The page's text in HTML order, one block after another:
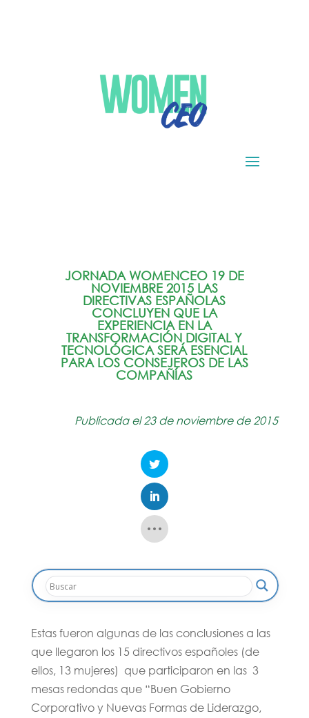
JORNADA WOMENCEO 19 DE
NOVIEMBRE 2015 LAS
DIRECTIVAS ESPAÑOLAS
CONCLUYEN QUE LA
EXPERIENCIA EN LA
TRANSFORMACIÓN DIGITAL Y
TECNOLÓGICA SERÁ ESENCIAL
PARA LOS CONSEJEROS DE LAS
COMPAÑÍAS
Publicada el 23 de noviembre de 2015
Estas fueron algunas de las conclusiones a las
que llegaron los 15 directivos españoles (de
ellos, 13 mujeres) que participaron en las 3
mesas redondas que “Buen Gobierno
Corporativo y Nuevas Formas de Liderazgo,